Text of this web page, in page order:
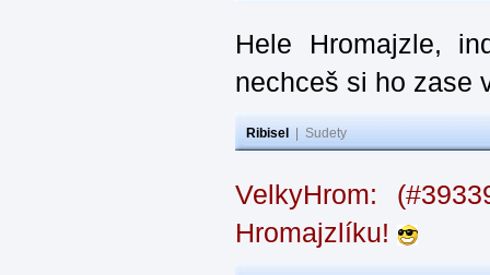
Hele Hromajzle,
nechceš si ho zase
Ribisel Sudety
VelkyHrom:
Hromajzlíku!